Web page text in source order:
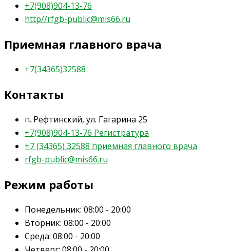
+7(908)904-13-76
http//rfgb-public@mis66.ru
Приемная главного врача
+7(34365)32588
Контакты
п. Рефтинский, ул. Гагарина 25
+7(908)904-13-76 Регистратура
+7 (34365) 32588 приемная главного врача
rfgb-public@mis66.ru
Режим работы
Понедельник: 08:00 - 20:00
Вторник: 08:00 - 20:00
Среда: 08:00 - 20:00